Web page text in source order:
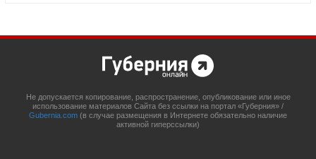
Не допускается копирование, распространение, опубликование или иное
использование материалов Сайта без ссылки на портал «Губерния» /
Gubernia.com (в случае размещения в Интернете обязательно наличие
активной гиперссылки)